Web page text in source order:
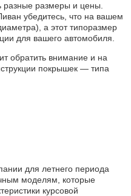
разные размеры и цены.
убедитесь, что на вашем
а этот типоразмер
для вашего автомобиля.
обратить внимание и на
покрышек — типа
для летнего периода
моделям, которые
курсовой